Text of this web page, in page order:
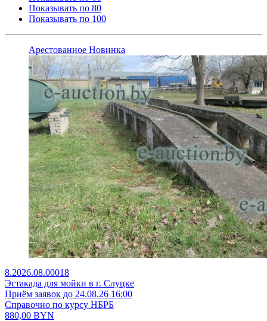
Показывать по 80
Показывать по 100
Арестованное Новинка
8.2026.08.00018
Эстакада для мойки в г. Слуцке
Приём заявок до 24.08.26 16:00
Справочно по курсу НБРБ
880,00 BYN